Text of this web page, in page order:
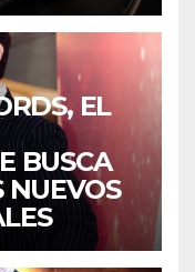
EL
BUSCA
NUEVOS